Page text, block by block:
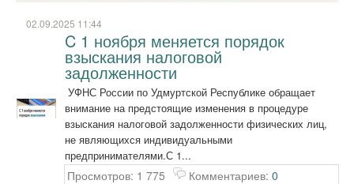
02.09.2025 11:44
C 1 ноября меняется порядок
взыскания налоговой
задолженности
УФНС России по Удмуртской Республике обращает
внимание на предстоящие изменения в процедуре
взыскания налоговой задолженности физических лиц,
не являющихся индивидуальными
предпринимателями.С 1...
Просмотров: 1 775 Комментариев: 0